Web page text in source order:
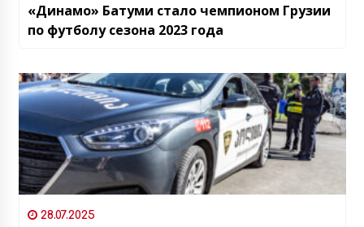
«Динамо» Батуми стало чемпионом Грузии
по футболу сезона 2023 года
28.07.2025